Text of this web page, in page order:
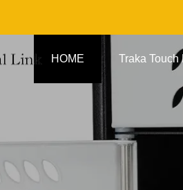
HOME Traka Touch